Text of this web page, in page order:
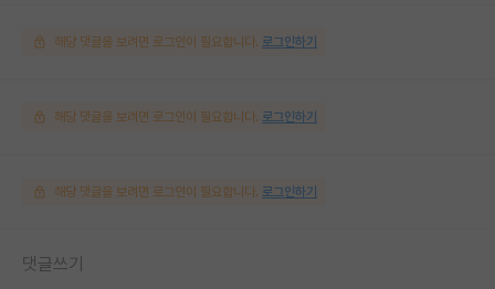
해당 댓글을 보려면 로그인이 필요합니다. 로그인하기
해당 댓글을 보려면 로그인이 필요합니다. 로그인하기
해당 댓글을 보려면 로그인이 필요합니다. 로그인하기
댓글쓰기